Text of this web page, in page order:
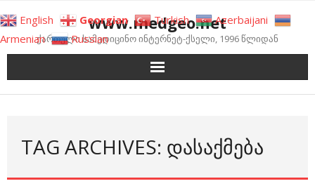
to
content
www.medgeo.net
ქართული სამედიცინო ინტერნეტ-ქსელი, 1996 წლიდან
TAG ARCHIVES: ᲓᲐᲡᲐᲥᲛᲔᲑᲐ
English Georgian Turkish
Azerbaijani
Armenian
Russian